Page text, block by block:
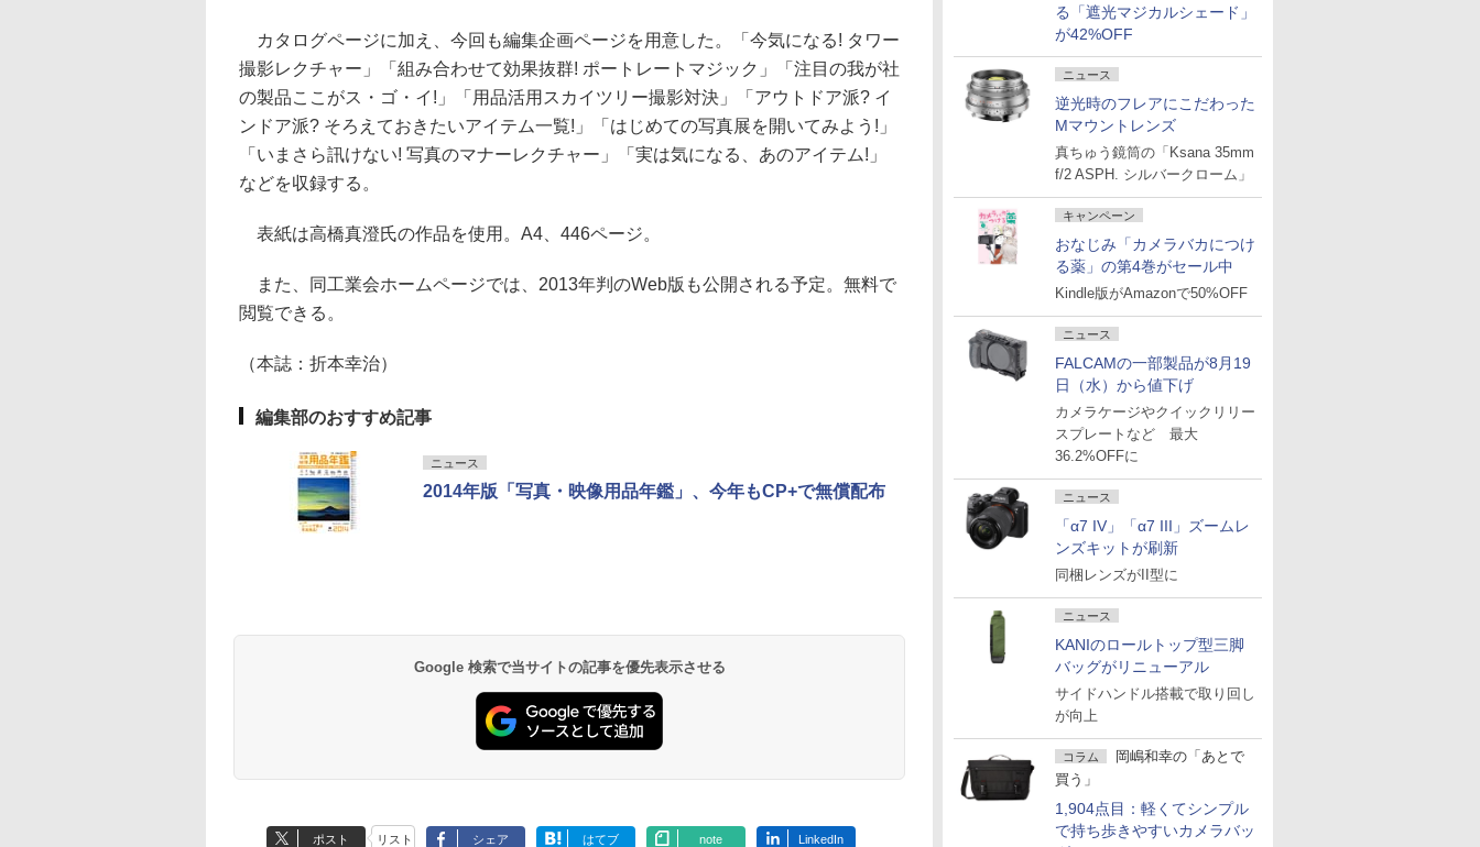
る「遮光マジカルシェード」
が42%OFF
ニュース
逆光時のフレアにこだわった
Mマウントレンズ
真ちゅう鏡筒の「Ksana 35mm
f/2 ASPH. シルバークローム」
キャンペーン
おなじみ「カメラバカにつけ
る薬」の第4巻がセール中
Kindle版がAmazonで50%OFF
ニュース
FALCAMの一部製品が8月19
日（水）から値下げ
カメラケージやクイックリリー
スプレートなど 最大
36.2%OFFに
ニュース
「α7 IV」「α7 III」ズームレ
ンズキットが刷新
同梱レンズがII型に
ニュース
KANIのロールトップ型三脚
バッグがリニューアル
サイドハンドル搭載で取り回し
が向上
コラム
岡嶋和幸の「あとで
買う」
1,904点目：軽くてシンプル
で持ち歩きやすいカメラバッ
カタログページに加え、今回も編集企画ページを用意した。「今気になる! タワー
撮影レクチャー」「組み合わせて効果抜群! ポートレートマジック」「注目の我が社
の製品ここがス・ゴ・イ!」「用品活用スカイツリー撮影対決」「アウトドア派? イ
ンドア派? そろえておきたいアイテム一覧!」「はじめての写真展を開いてみよう!」
「いまさら訊けない! 写真のマナーレクチャー」「実は気になる、あのアイテム!」
などを収録する。
表紙は高橋真澄氏の作品を使用。A4、446ページ。
また、同工業会ホームページでは、2013年判のWeb版も公開される予定。無料で
閲覧できる。
（本誌：折本幸治）
編集部のおすすめ記事
ニュース
2014年版「写真・映像用品年鑑」、今年もCP+で無償配布
Google 検索で当サイトの記事を優先表示させる
ポスト リスト シェア はてブ note LinkedIn